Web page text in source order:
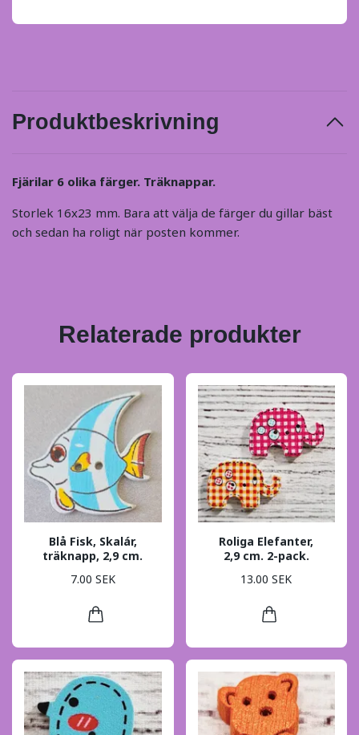
Produktbeskrivning
Fjärilar 6 olika färger. Träknappar.
Storlek 16x23 mm. Bara att välja de färger du gillar bäst
och sedan ha roligt när posten kommer.
Relaterade produkter
Blå Fisk, Skalár,
träknapp, 2,9 cm.
7.00 SEK
Roliga Elefanter,
2,9 cm. 2-pack.
13.00 SEK